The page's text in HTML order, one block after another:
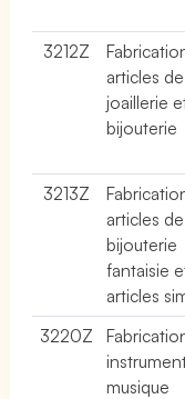
3212Z
articles de
joaillerie
bijouterie
3213Z
articles de
bijouterie
fantaisie
articles
3220Z
musique